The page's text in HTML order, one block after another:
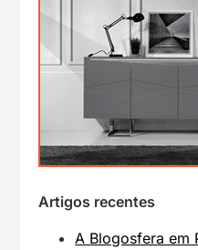
Artigos recentes
A Blogosfera em